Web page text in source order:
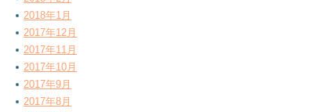
2018年1月
2017年12月
2017年11月
2017年10月
2017年9月
2017年8月